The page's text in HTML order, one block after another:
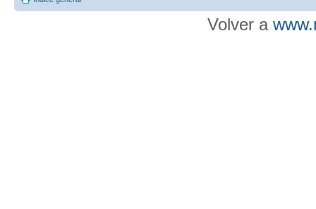
Volver a